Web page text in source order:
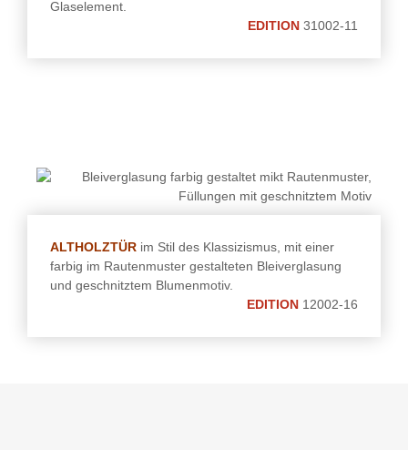
Glaselement.
EDITION 31002-11
ALTHOLZTÜR im Stil des Klassizismus, mit einer
farbig im Rautenmuster gestalteten Bleiverglasung
und geschnitztem Blumenmotiv.
EDITION 12002-16